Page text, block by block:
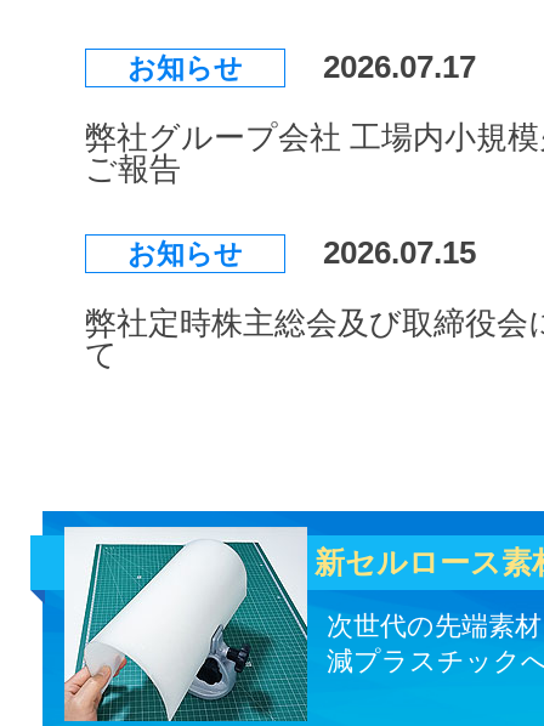
お知らせ
2026.07.17
弊社グループ会社 工場内小規
ご報告
お知らせ
2026.07.15
弊社定時株主総会及び取締役
て
新セルロース素
次世代の先端素
減プラスチック